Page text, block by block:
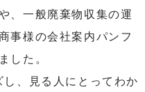
、一般廃棄物収集の運
事様の会社案内パンフ
した。
、見る人にとってわか